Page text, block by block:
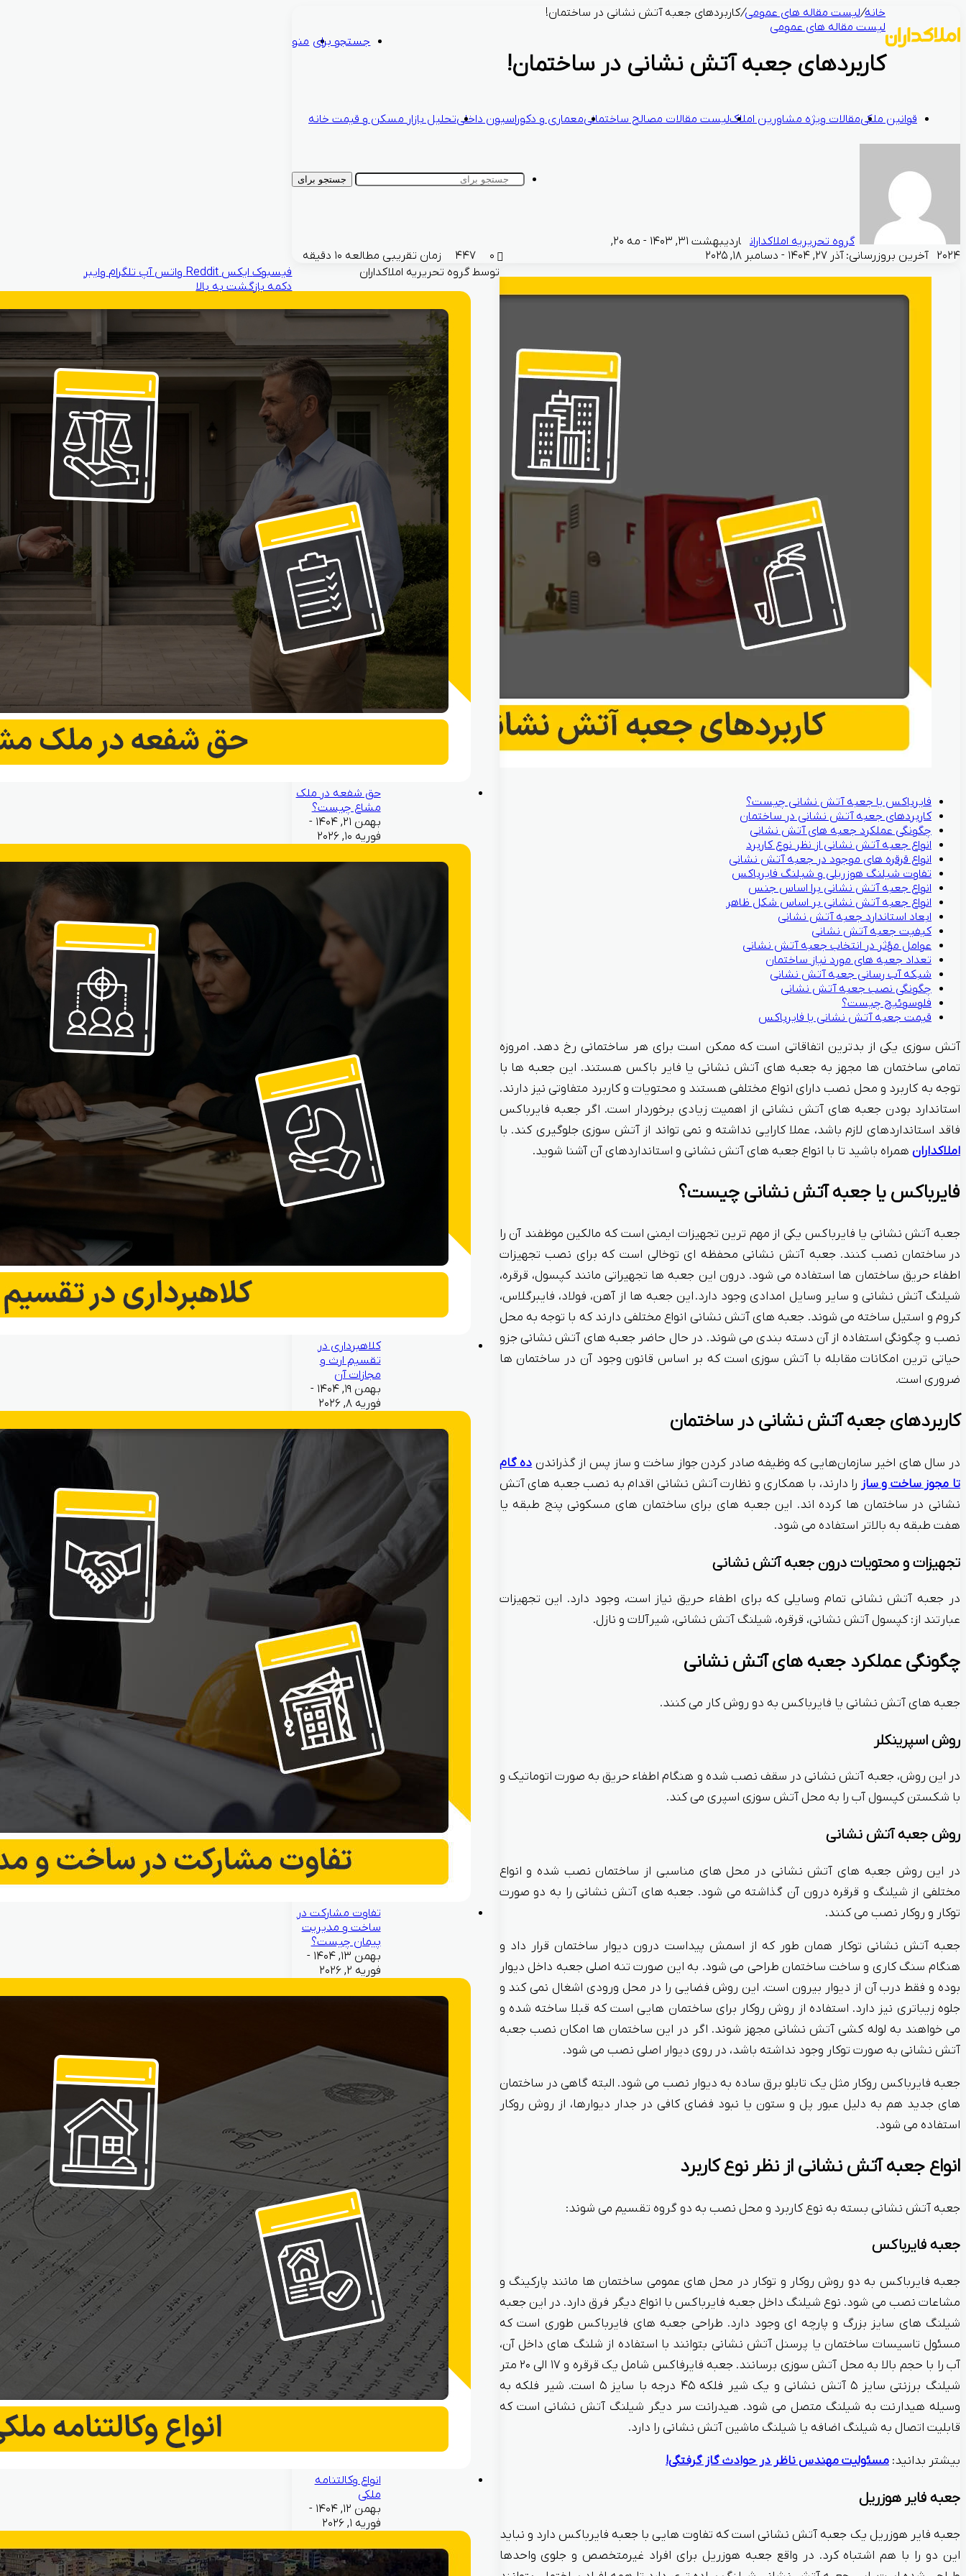
منو جستجو برای
قوانین ملکیمقالات ویژه مشاورین املاکلیست مقالات مصالح ساختمانیمعماری و دکوراسیون داخلیتحلیل بازار مسکن و قیمت خانه
جستجو برای
خانه/لیست مقاله های عمومی/کاربردهای جعبه آتش نشانی در ساختمان!
لیست مقاله های عمومی
کاربردهای جعبه آتش نشانی در ساختمان!
گروه تحریریه املاکداران
اردیبهشت ۳۱, ۱۴۰۳ - مه ۲۰,
۲۰۲۴
آخرین بروزرسانی: آذر ۲۷, ۱۴۰۴ - دسامبر ۱۸, ۲۰۲۵ ۰ زمان تقریبی مطالعه ۱۰ دقیقه
فایرباکس یا جعبه آتش نشانی چیست؟
کاربردهای جعبه آتش نشانی در ساختمان
چگونگی عملکرد جعبه های آتش نشانی
انواع جعبه آتش نشانی از نظر نوع کاربرد
انواع قرقره های موجود در جعبه آتش نشانی
تفاوت شیلنگ هوزریلی و شیلنگ فایرباکس
انواع جعبه آتش نشانی برا اساس جنس
انواع جعبه آتش نشانی بر اساس شکل ظاهر
ابعاد استاندارد جعبه آتش نشانی
کیفیت جعبه آتش نشانی
عوامل مؤثر در انتخاب جعبه آتش نشانی
تعداد جعبه های مورد نیاز ساختمان
شبکه آب رسانی جعبه آتش نشانی
چگونگی نصب جعبه آتش نشانی
فلوسوئیچ چیست؟
قیمت جعبه آتش نشانی یا فایرباکس
آتش سوزی یکی از بدترین اتفاقاتی است که ممکن است برای هر ساختمانی رخ دهد. امروزه
تمامی ساختمان ها مجهز به جعبه های آتش نشانی یا فایر باکس هستند. این جعبه ها با
توجه به کاربرد و محل نصب دارای انواع مختلفی هستند و محتویات و کاربرد متفاوتی نیز دارند.
استاندارد بودن جعبه های آتش نشانی از اهمیت زیادی برخوردار است. اگر جعبه فایرباکس
فاقد استانداردهای لازم باشد، عملا کارایی نداشته و نمی تواند از آتش سوزی جلوگیری کند. با
املاکداران همراه باشید تا با انواع جعبه های آتش نشانی و استانداردهای آن آشنا شوید.
فایرباکس یا جعبه آتش نشانی چیست؟
جعبه آتش نشانی یا فایرباکس یکی از مهم ترین تجهیزات ایمنی است که مالکین موظفند آن را
در ساختمان نصب کنند. جعبه آتش نشانی محفظه ای توخالی است که برای نصب تجهیزات
اطفاء حریق ساختمان ها استفاده می شود. درون این جعبه ها تجهیراتی مانند کپسول، قرقره،
شیلنگ آتش نشانی و سایر وسایل امدادی وجود دارد. این جعبه ها از آهن، فولاد، فایبرگلاس،
کروم و استیل ساخته می شوند. جعبه های آتش نشانی انواع مختلفی دارند که با توجه به محل
نصب و چگونگی استفاده از آن دسته بندی می شوند. در حال حاضر جعبه های آتش نشانی جزو
حیاتی ترین امکانات مقابله با آتش سوزی است که بر اساس قانون وجود آن در ساختمان ها
ضروری است.
کاربردهای جعبه آتش نشانی در ساختمان
در سال های اخیر سازمان‌هایی که وظیفه صادر کردن جواز ساخت و ساز پس از گذراندنده گام
تا مجوز ساخت و ساز را دارند، با همکاری و نظارت آتش نشانی اقدام به نصب جعبه های آتش
نشانی در ساختمان ها کرده اند. این جعبه های برای ساختمان های مسکونی پنج طبقه یا
هفت طبقه به بالاتر استفاده می شود.
تجهیزات و محتویات درون جعبه آتش نشانی
در جعبه آتش نشانی تمام وسایلی که برای اطفاء حریق نیاز است، وجود دارد. این تجهیزات
عبارتند از: کپسول آتش نشانی، قرقره، شیلنگ آتش نشانی، شیرآلات و نازل.
چگونگی عملکرد جعبه های آتش نشانی
جعبه های آتش نشانی یا فایرباکس به دو روش کار می کنند.
روش اسپرینکلر
در این روش، جعبه آتش نشانی در سقف نصب شده و هنگام اطفاء حریق به صورت اتوماتیک و
با شکستن کپسول آب را به محل آتش سوزی اسپری می کند.
روش جعبه آتش نشانی
در این روش جعبه های آتش نشانی در محل های مناسبی از ساختمان نصب شده و انواع
مختلفی از شیلنگ و قرقره درون آن گذاشته می شود. جعبه های آتش نشانی را به دو صورت
توکار و روکار نصب می کنند.
جعبه آتش نشانی توکار همان طور که از اسمش پیداست درون دیوار ساختمان قرار داد و
هنگام سنگ کاری و ساخت ساختمان طراحی می شود. به این صورت تنه اصلی جعبه داخل دیوار
بوده و فقط درب آن از دیوار بیرون است. این روش فضایی را در محل ورودی اشغال نمی کند و
جلوه زیباتری نیز دارد. استفاده از روش روکار برای ساختمان هایی است که قبلا ساخته شده و
می خواهند به لوله کشی آتش نشانی مجهز شوند. اگر در این ساختمان ها امکان نصب جعبه
آتش نشانی به صورت توکار وجود نداشته باشد، در روی دیوار اصلی نصب می شود.
جعبه فایرباکس روکار مثل یک تابلو برق ساده به دیوار نصب می شود. البته گاهی در ساختمان
های جدید هم به دلیل عبور پل و ستون یا نبود فضای کافی در جدار دیوارها، از روش روکار
استفاده می شود.
انواع جعبه آتش نشانی از نظر نوع کاربرد
جعبه آتش نشانی بسته به نوع کاربرد و محل نصب به دو گروه تقسیم می شوند:
جعبه فایرباکس
جعبه فایرباکس به دو روش روکار و توکار در محل های عمومی ساختمان ها مانند پارکینگ و
مشاعات نصب می شود. نوع شیلنگ داخل جعبه فایرباکس با انواع دیگر فرق دارد. در این جعبه
شیلنگ های سایز بزرگ و پارچه ای وجود دارد. طراحی جعبه های فایرباکس طوری است که
مسئول تاسیسات ساختمان یا پرسنل آتش نشانی بتوانند با استفاده از شلنگ های داخل آن،
آب را با حجم بالا به محل آتش سوزی برسانند. جعبه فایرفاکس شامل یک قرقره و ۱۷ الی ۲۰ متر
شیلنگ برزنتی سایز ۵ آتش نشانی و یک شیر فلکه ۴۵ درجه با سایز ۵ است. شیر فلکه به
وسیله هیدارنت به شیلنگ متصل می شود. هیدرانت سر دیگر شیلنگ آتش نشانی است که
قابلیت اتصال به شیلنگ اضافه یا شیلنگ ماشین آتش نشانی را دارد.
بیشتر بدانید: مسئولیت مهندس ناظر در حوادث گاز گرفتگی!
جعبه فایر هوزریل
جعبه فایر هوزریل یک جعبه آتش نشانی است که تفاوت هایی با جعبه فایرباکس دارد و نباید
این دو را با هم اشتباه کرد. در واقع جعبه هوزریل برای افراد غیرمتخصص و جلوی واحدها
توسط گروه تحریریه املاکداران
حق شفعه در ملک
مشاع چیست؟
بهمن ۲۱, ۱۴۰۴ -
فوریه ۱۰, ۲۰۲۶
کلاهبرداری در
تقسیم ارث و
مجازات آن
بهمن ۱۹, ۱۴۰۴ -
فوریه ۸, ۲۰۲۶
تفاوت مشارکت در
ساخت و مدیریت
پیمان چیست؟
بهمن ۱۳, ۱۴۰۴ -
فوریه ۲, ۲۰۲۶
انواع وکالتنامه
ملکی
بهمن ۱۲, ۱۴۰۴ -
فوریه ۱, ۲۰۲۶
فیسبوک ایکس Reddit واتس آپ تلگرام وایبر
دکمه بازگشت به بالا